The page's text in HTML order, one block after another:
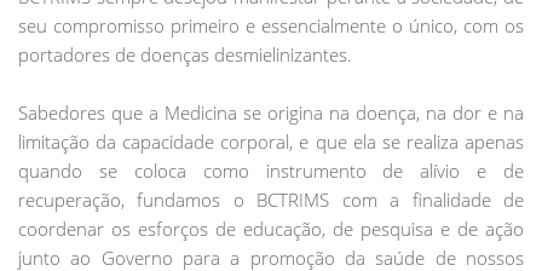
seu compromisso primeiro e essencialmente o único, com os
portadores de doenças desmielinizantes.
Sabedores que a Medicina se origina na doença, na dor e na
limitação da capacidade corporal, e que ela se realiza apenas
quando se coloca como instrumento de alívio e de
recuperação, fundamos o BCTRIMS com a finalidade de
coordenar os esforços de educação, de pesquisa e de ação
junto ao Governo para a promoção da saúde de nossos